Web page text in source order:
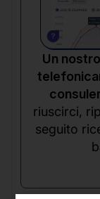
Un
riuscirci,
seguito